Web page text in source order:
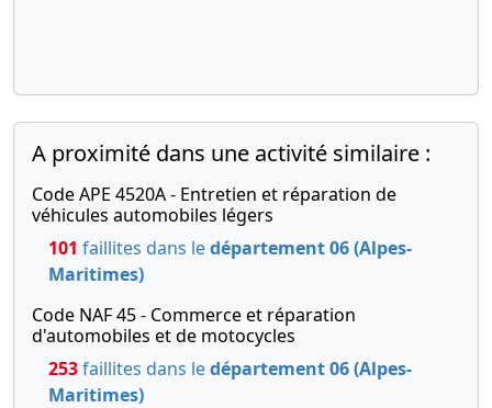
A proximité dans une activité similaire :
Code APE 4520A - Entretien et réparation de
véhicules automobiles légers
101 faillites dans ledépartement 06 (Alpes-
Maritimes)
Code NAF 45 - Commerce et réparation
d'automobiles et de motocycles
253faillites dans ledépartement 06 (Alpes-
Maritimes)